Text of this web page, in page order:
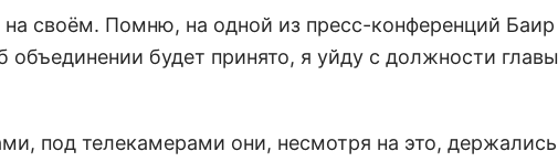
своём. Помню, на одной из пресс-конференций Баир
будет принято, я уйду с должности главы
под телекамерами они, несмотря на это, держались